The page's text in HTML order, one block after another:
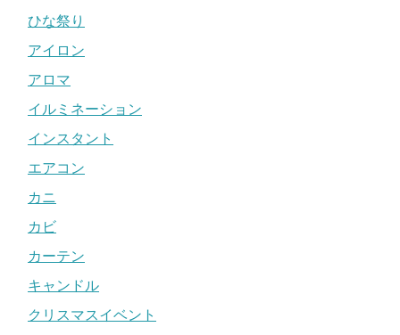
ひな祭り
アイロン
アロマ
イルミネーション
インスタント
エアコン
カニ
カビ
カーテン
キャンドル
クリスマスイベント